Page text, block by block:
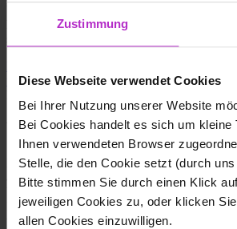
Zustimmung
Diese Webseite verwendet Cookies
Bei Ihrer Nutzung unserer Website
Bei Cookies handelt es sich um
Ihnen verwendeten Browser
Stelle, die den Cookie setzt (durch
Bitte stimmen Sie durch einen Klick
jeweiligen Cookies zu, oder klicken
allen Cookies einzuwilligen.
Beitrag und in unserem Info-Dokument
und Sicherheit
Webcast | Incident
Es stellt sich nicht die Frage ob, sondern
angegriffen werden. Sind Sie vorbereitet?
Unternehmen fit für den Ernstfall machen und
Incident Response Organisation etablieren.
welche Ressourcen, Technologien und